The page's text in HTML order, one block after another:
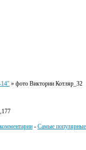
14" » фото Виктории Котляр_32
- Самые популярные